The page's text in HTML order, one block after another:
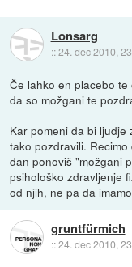
Lonsarg
::24. dec 2010,
Če lahko en placebo
da so možgani te
Kar pomeni da bi
tako pozdravili.
dan ponoviš "možgani
psihološko zdravljenje
od njih, ne pa da
gruntfürmich
::24. dec 2010,